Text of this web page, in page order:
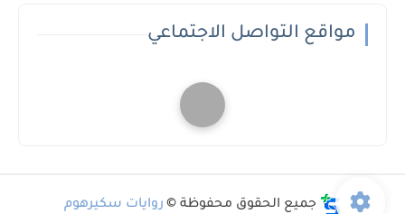
مواقع التواصل الاجتماعي
جميع الحقوق محفوظة © روايات سكيرهوم